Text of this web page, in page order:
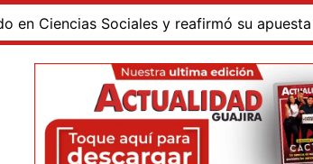
Sociales y reafirmó su apuesta por la